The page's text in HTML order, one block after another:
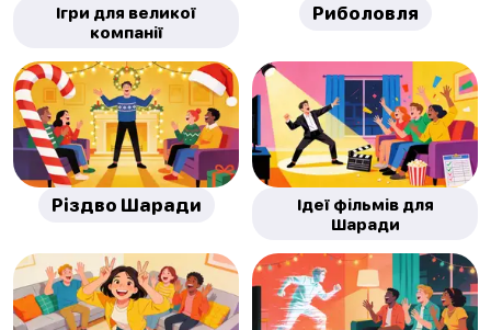
Ігри для великої
компанії
Риболовля
Різдво Шаради
Ідеї фільмів для
Шаради